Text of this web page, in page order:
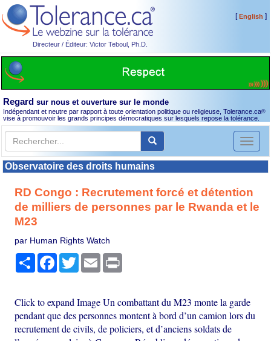
Directeur / Éditeur: Victor Teboul, Ph.D.
[English ]
Regard sur nous et ouverture sur le monde
Indépendant et neutre par rapport à toute orientation politique ou religieuse, Tolerance.ca®
vise à promouvoir les grands principes démocratiques sur lesquels repose la tolérance.
Toggle
Observatoire des droits humains
RD Congo : Recrutement forcé et détention
de milliers de personnes par le Rwanda et le
M23
par Human Rights Watch
PartagerFacebook
TwitterEmail
Click to expand Image Un combattant du M23 monte la garde
pendant que des personnes montent à bord d’un camion lors du
recrutement de civils, de policiers, et d’anciens soldats de